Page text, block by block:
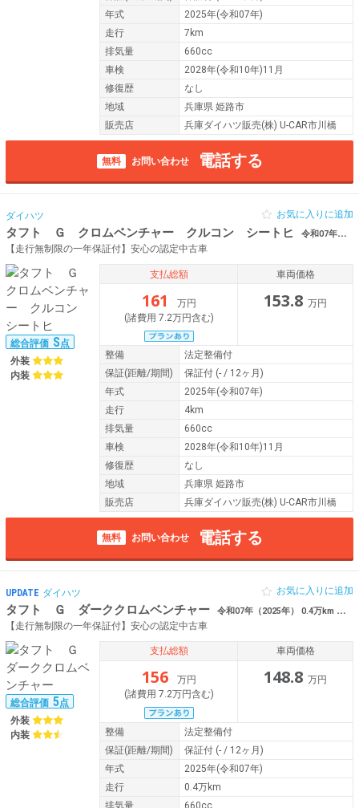
年式
2025年(令和07年)
走行
7km
排気量
660cc
車検
2028年(令和10年)11月
修復歴
なし
地域
兵庫県 姫路市
販売店
兵庫ダイハツ販売(株) U-CAR市川橋
無料 お問い合わせ 電話する
ダイハツ
タフト Ｇ クロムベンチャー クルコン シートヒ 令和07年（2025年） 4km 兵庫県姫路市 ーター スマートキー
【走行無制限の一年保証付】安心の認定中古車
お気に入りに追加
総合評価 S点
外装
内装
支払総額
161
万円
(諸費用 7.2万円含む)
車両価格
153.8 万円
整備
法定整備付
保証(距離/期間) 保証付 (- / 12ヶ月)
年式
2025年(令和07年)
走行
4km
排気量
660cc
車検
2028年(令和10年)11月
修復歴
なし
地域
兵庫県 姫路市
販売店
兵庫ダイハツ販売(株) U-CAR市川橋
無料 お問い合わせ 電話する
UPDATE ダイハツ
タフト Ｇ ダーククロムベンチャー 令和07年（2025年） 0.4万km 兵庫県姫路市 スプレイオーディオ
【走行無制限の一年保証付】安心の認定中古車
お気に入りに追加
総合評価 5点
外装
内装
支払総額
156
万円
(諸費用 7.2万円含む)
車両価格
148.8 万円
整備
法定整備付
保証(距離/期間) 保証付 (- / 12ヶ月)
年式
2025年(令和07年)
走行
0.4万km
排気量
660cc